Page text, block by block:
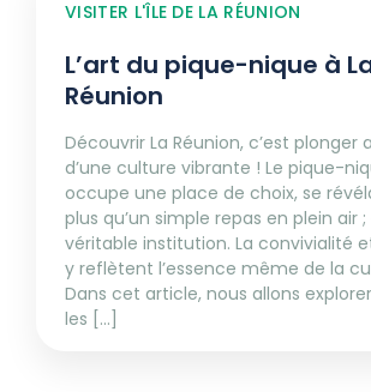
VISITER L'ÎLE DE LA RÉUNION
L’art du pique-nique à
Réunion
Découvrir La Réunion, c’est
d’une culture vibrante ! Le pique-
occupe une place de choix, se
plus qu’un simple repas en plein air ;
véritable institution. La convivialité
y reflètent l’essence même de la
Dans cet article, nous allons
les [...]